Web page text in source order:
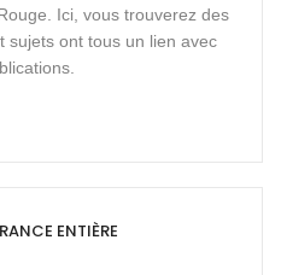
Ici, vous trouverez des
sujets ont tous un lien avec
ENTIÈRE